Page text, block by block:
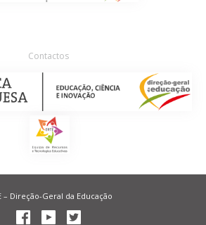
Contactos
– Direção-Geral da Educação